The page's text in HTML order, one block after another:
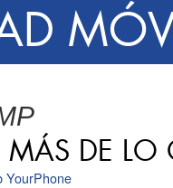
MÁS DE
YourPhone